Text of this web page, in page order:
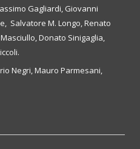
Gagliardi, Giovanni
Salvatore M. Longo, Renato
Donato Sinigaglia,
Negri, Mauro Parmesani,